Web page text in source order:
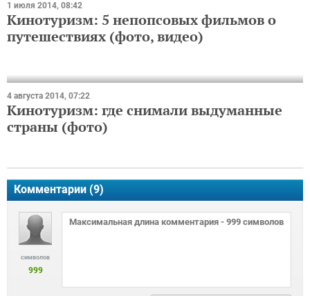
1 июля 2014, 08:42
Кинотуризм: 5 непопсовых фильмов о
путешествиях (фото, видео)
4 августа 2014, 07:22
Кинотуризм: где снимали выдуманные
страны (фото)
Комментарии (9)
символов
999